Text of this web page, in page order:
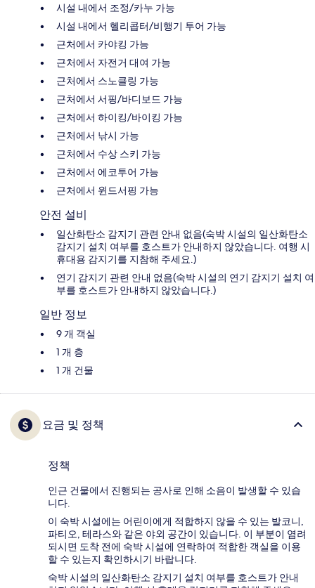
시설 내에서 조정/카누 가능
시설 내에서 헬리콥터/비행기 투어 가능
근처에서 카야킹 가능
근처에서 자전거 대여 가능
근처에서 스노클링 가능
근처에서 서핑/바디보드 가능
근처에서 하이킹/바이킹 가능
근처에서 낚시 가능
근처에서 수상 스키 가능
근처에서 에코투어 가능
근처에서 윈드서핑 가능
안전 설비
일산화탄소 감지기 관련 안내 없음(숙박 시설의 일산화탄소
감지기 설치 여부를 호스트가 안내하지 않았습니다. 여행 시
휴대용 감지기를 지참해 주세요.)
연기 감지기 관련 안내 없음(숙박 시설의 연기 감지기 설치 여
부를 호스트가 안내하지 않았습니다.)
일반 정보
9 개 객실
1 개 층
1 개 건물
요금 및 정책
정책
인근 건물에서 진행되는 공사로 인해 소음이 발생할 수 있습
니다.
이 숙박 시설에는 어린이에게 적합하지 않을 수 있는 발코니,
파티오, 테라스와 같은 야외 공간이 있습니다. 이 부분이 염려
되시면 도착 전에 숙박 시설에 연락하여 적합한 객실을 이용
할 수 있는지 확인하시기 바랍니다.
숙박 시설의 일산화탄소 감지기 설치 여부를 호스트가 안내